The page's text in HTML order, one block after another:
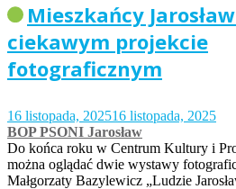
Mieszkańcy
ciekawym projekcie
fotograficznym
16 listopada, 202516 listopada, 2025
BOP PSONI Jarosław
Do końca roku w Centrum Kultury i
można oglądać dwie wystawy
Małgorzaty Bazylewicz „Ludzie